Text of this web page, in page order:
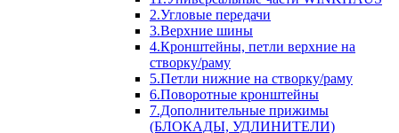
2.Угловые передачи
3.Верхние шины
4.Кронштейны, петли верхние на
створку/раму
5.Петли нижние на створку/раму
6.Поворотные кронштейны
7.Дополнительные прижимы
(БЛОКАДЫ, УДЛИНИТЕЛИ)